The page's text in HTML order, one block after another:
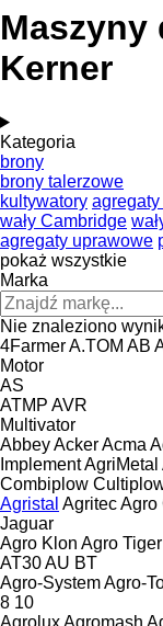
Kerner
Kategoria
brony
brony talerzowe
kultywatory
wały Cambridge
agregaty uprawowe
pokaż wszystkie
Marka
Nie znaleziono
4FarmerA.TOM AB
Motor
AS
ATMP AVR
Multivator
AbbeyAckerAcma
ImplementAgriMetal
Combiplow
Agristal AgritecAgro
Jaguar
Agro Klon Agro Tiger
AT30AU BT
Agro-SystemAgro-
8 10
AgroluxAgromash